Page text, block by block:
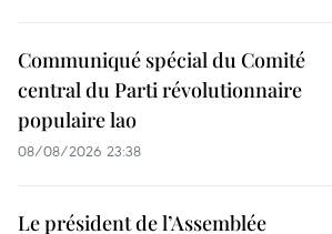
Communiqué spécial du Comité
central du Parti révolutionnaire
populaire lao
08/08/2026 23:38
Le président de l’Assemblée